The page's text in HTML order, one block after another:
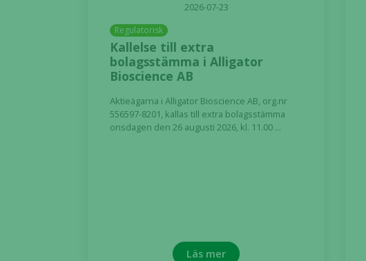
2026-07-23
Regulatorisk
Kallelse till extra
bolagsstämma i Alligator
Bioscience AB
Aktieägarna i Alligator Bioscience AB, org.nr
556597-8201, kallas till extra bolagsstämma
onsdagen den 26 augusti 2026, kl. 11.00 ...
Läs mer